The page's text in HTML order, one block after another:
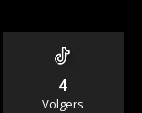
4
Volgers